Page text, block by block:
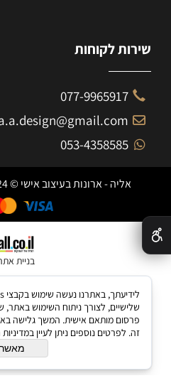
שירות לקוחות
077-9965917
053-4358585
אליה - ארונות בעיצוב אישי © 2024 All Rights Reserved
בניית
שלישיים, לצורך ניתוח השימוש באתר,
פרסום מותאם אישית. המשך גלישה
זה. לפרטים נוספים ניתן לעיין
מאשר